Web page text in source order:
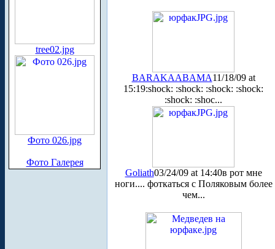
tree02.jpg
Фото 026.jpg
Фото Галерея
BARAKAABAMA11/18/09 at
15:19:shock: :shock: :shock: :shock:
:shock: :shoc...
Goliath03/24/09 at 14:40в рот мне
ноги.... фоткаться с Поляковым более
чем...